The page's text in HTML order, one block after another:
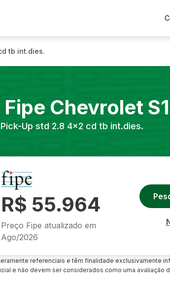
tb int.dies.
Chevrolet
Pick-Up std 2.8 4x2 cd tb int.dies.
R$ 55.964
Preço Fipe atualizado em
Ago/2026
referenciais e têm finalidade exclusivamente
e não devem ser considerados como uma avaliação